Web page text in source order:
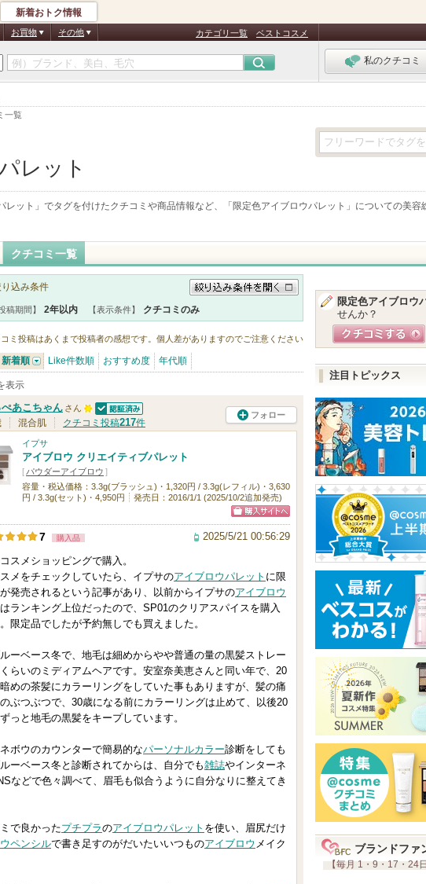
一覧
新着おトク情報
お買物 その他 カテゴリ一覧 ベストコスメ
私のクチコミ
レット
レット 」でタグを付けたクチコミや商品情報など、「 限定色アイブロウパレット 」についての美容
クチコミ一覧
込み条件
絞り込み条件を開く
稿期間】 2年以内 【表示条件】 クチコミのみ
ミ投稿はあくまで投稿者の感想です。個人差がありますのでご注意ください
新着順 Like件数順 おすすめ度 年代順
表示
あこちゃん さん
1
人
以
上
の
メ
ン
バ
ー
お
気
に
り
登
れ
て
認証済
混合肌 クチコミ投稿217件
フォロー
イプサ
アイブロウ クリエイティブパレット
[ パウダーアイブロウ ]
容量・税込価格：3.3g(ブラッシュ)・1,320円 / 3.3g(レフィル)・3,630
円 / 3.3g(セット)・4,950円
発売日：2016/1/1 (2025/10/2追加発売)
ショッピン
7 購入品 2025/5/21 00:56:29
スメショッピングで購入。
メをチェックしていたら、イプサのアイブロウパレット に限
発売されるという記事があり、以前からイプサのアイブロウ
はランキング上位だったので、SP01のクリアスパイスを購入
限定品でしたが予約無しでも買えました。
ーベース冬で、地毛は細めからやや普通の量の黒髪ストレー
くらいのミディアムヘアです。安室奈美恵さんと同い年で、20
めの茶髪にカラーリングをしていた事もありますが、髪の痛
ぶつぶつで、30歳になる前にカラーリングは止めて、以後20
っと地毛の黒髪をキープしています。
ボウのカウンターで簡易的なパーソナルカラー診断をしても
ーベース冬と診断されてからは、自分でも雑誌やインターネ
などで色々調べて、眉毛も似合うように自分なりに整えてき
で良かったプチプラのアイブロウパレット を使い、眉尻だけ
ペンシルで書き足すのがだいたいいつものアイブロウ メイク
限定色アイブロウ
せんか？
注目トピックス
ブランドファ
【毎月 1・9・17・24